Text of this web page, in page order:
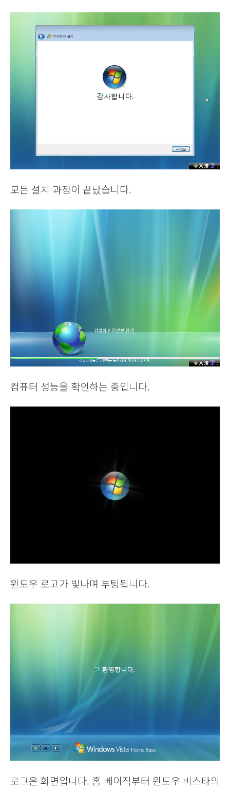
모든 설치 과정이 끝났습니다.
컴퓨터 성능을 확인하는 중입니다.
윈도우 로고가 빛나며 부팅됩니다.
로그온 화면입니다. 홈 베이직부터 윈도우 비스타의